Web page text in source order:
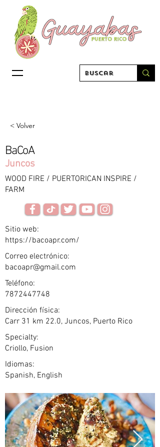
< Volver
BaCoA
Juncos
WOOD FIRE / PUERTORICAN INSPIRE /
FARM
Sitio web:
https://bacoapr.com/
Correo electrónico:
bacoapr@gmail.com
Teléfono:
7872447748
Dirección física:
Carr 31 km 22.0, Juncos, Puerto Rico
Specialty:
Criollo, Fusion
Idiomas:
Spanish, English